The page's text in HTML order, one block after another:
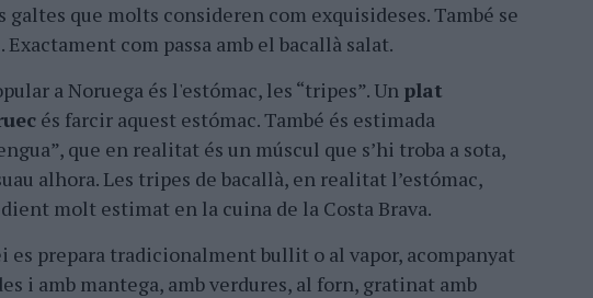
galtes que molts consideren com exquisideses. També se
Exactament com passa amb el bacallà salat.
a Noruega és l'estómac, les “tripes”. Un plat
és farcir aquest estómac. També és estimada
que en realitat és un múscul que s’hi troba a sota,
alhora. Les tripes de bacallà, en realitat l’estómac,
molt estimat en la cuina de la Costa Brava.
es prepara tradicionalment bullit o al vapor, acompanyat
i amb mantega, amb verdures, al forn, gratinat amb